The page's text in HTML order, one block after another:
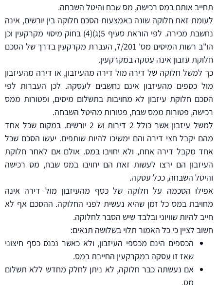
תחייב אותם במס רכישה, מס שבח והיטל השבחה.
לעומת זאת חלוקה שונה באמצעות הסכם חלוקה בין יורשים, אינה
נחשבת מכירה. לפי הוראת סעיף 5(ג)(4) בחוק מיסוי מקרקעין וכן
הו"ב רשות המיסים מס' 7/201, העברת מקרקעין בדרך של הסכם
חלוקת עזבון אינה עסקה במקרקעין.
כך למשל חלוקה של דירה מול דירה מהעיזבון, או דירה מהעיזבון
מול כספים מהעיזבון אינם נחשבים לעסקה. לכן העברות לפי
הסכם חלוקת עיזבון לא מחויבות בתשלום מיסים, ופטורות ממס
רכישה, פטורות ממס שבח, פטורות מהיטל השבחה.
למשל עיזבון אשר כולל 2 דירות וש 2 יורשים. במקום שכל אחד
מהם יקבל חצי דירה והם ימשיכו להיות שותפים. יעשו הסכם שכל
אחד מקבל דירה אחת, ולא יחויבו במס. אולם אם לאחר חלוקת
העיזבון הם ירצו לעשות זאת הם יחויבו במס שבח, מס רכישה
והיטל השבחה, ככל עסקה.
אפילו הסכמה על חלוקה של כסף מהעיזבון מול דירה אינה
מחויבת במס כל זמן שהיא נעשית לפני החלוקה. ההסכם אף לא
חייב להיות שוויוני ובלבד שיש הסבר לחלוקה.
חשוב לציין כי כל האמור תלוי בשלושה תנאים:
הכספים הינם מכספי העיזבון, ולא כאשר נכנס כסף חיצוני
שאז זו עסקה במקרקעין החייבת במס.
אם נעשתה כבר חלוקה, לא ניתן לחלק מחדש ללא תשלום
מס.